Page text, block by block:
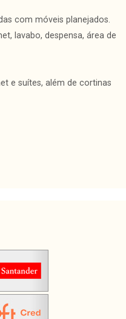
com móveis planejados.
lavabo, despensa, área de
e suítes, além de cortinas